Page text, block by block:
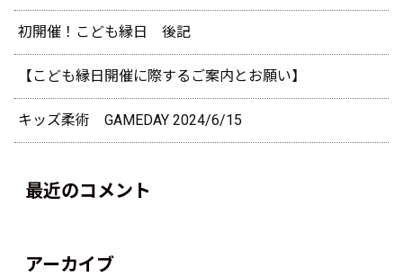
初開催！こども縁日 後記
【こども縁日開催に際するご案内とお願い】
キッズ柔術 GAMEDAY 2024/6/15
最近のコメント
アーカイブ